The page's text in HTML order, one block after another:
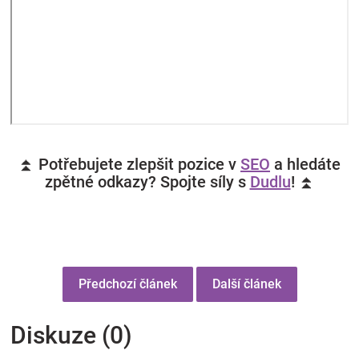
⏫ Potřebujete zlepšit pozice v SEO a hledáte
zpětné odkazy? Spojte síly s Dudlu! ⏫
Předchozí článek Další článek
Diskuze (0)